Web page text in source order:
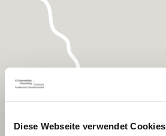
Diese Webseite verwendet Cookies